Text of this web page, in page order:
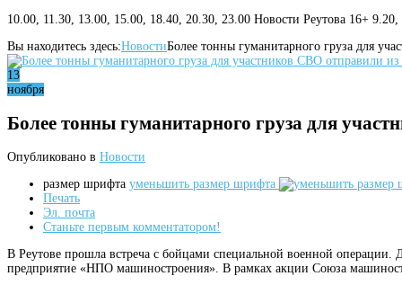
10.00, 11.30, 13.00, 15.00, 18.40, 20.30, 23.00 Новости Реутова 16+
Вы находитесь здесь:НовостиБолее тонны гуманитарного груза для
13
ноября
Более тонны гуманитарного груза для
Опубликовано в Новости
размер шрифта уменьшить размер шрифта
Печать
Эл. почта
Станьте первым комментатором!
В Реутове прошла встреча с бойцами специальной военной
предприятие «НПО машиностроения». В рамках акции Союза